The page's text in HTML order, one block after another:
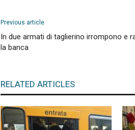
Previous article
In due armati di taglierino irrompono e
la banca
RELATED ARTICLES